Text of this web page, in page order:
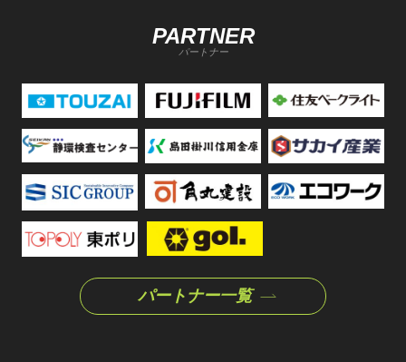
PARTNER
パートナー
パートナー一覧